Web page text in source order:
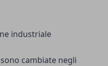
industriale
sono cambiate negli